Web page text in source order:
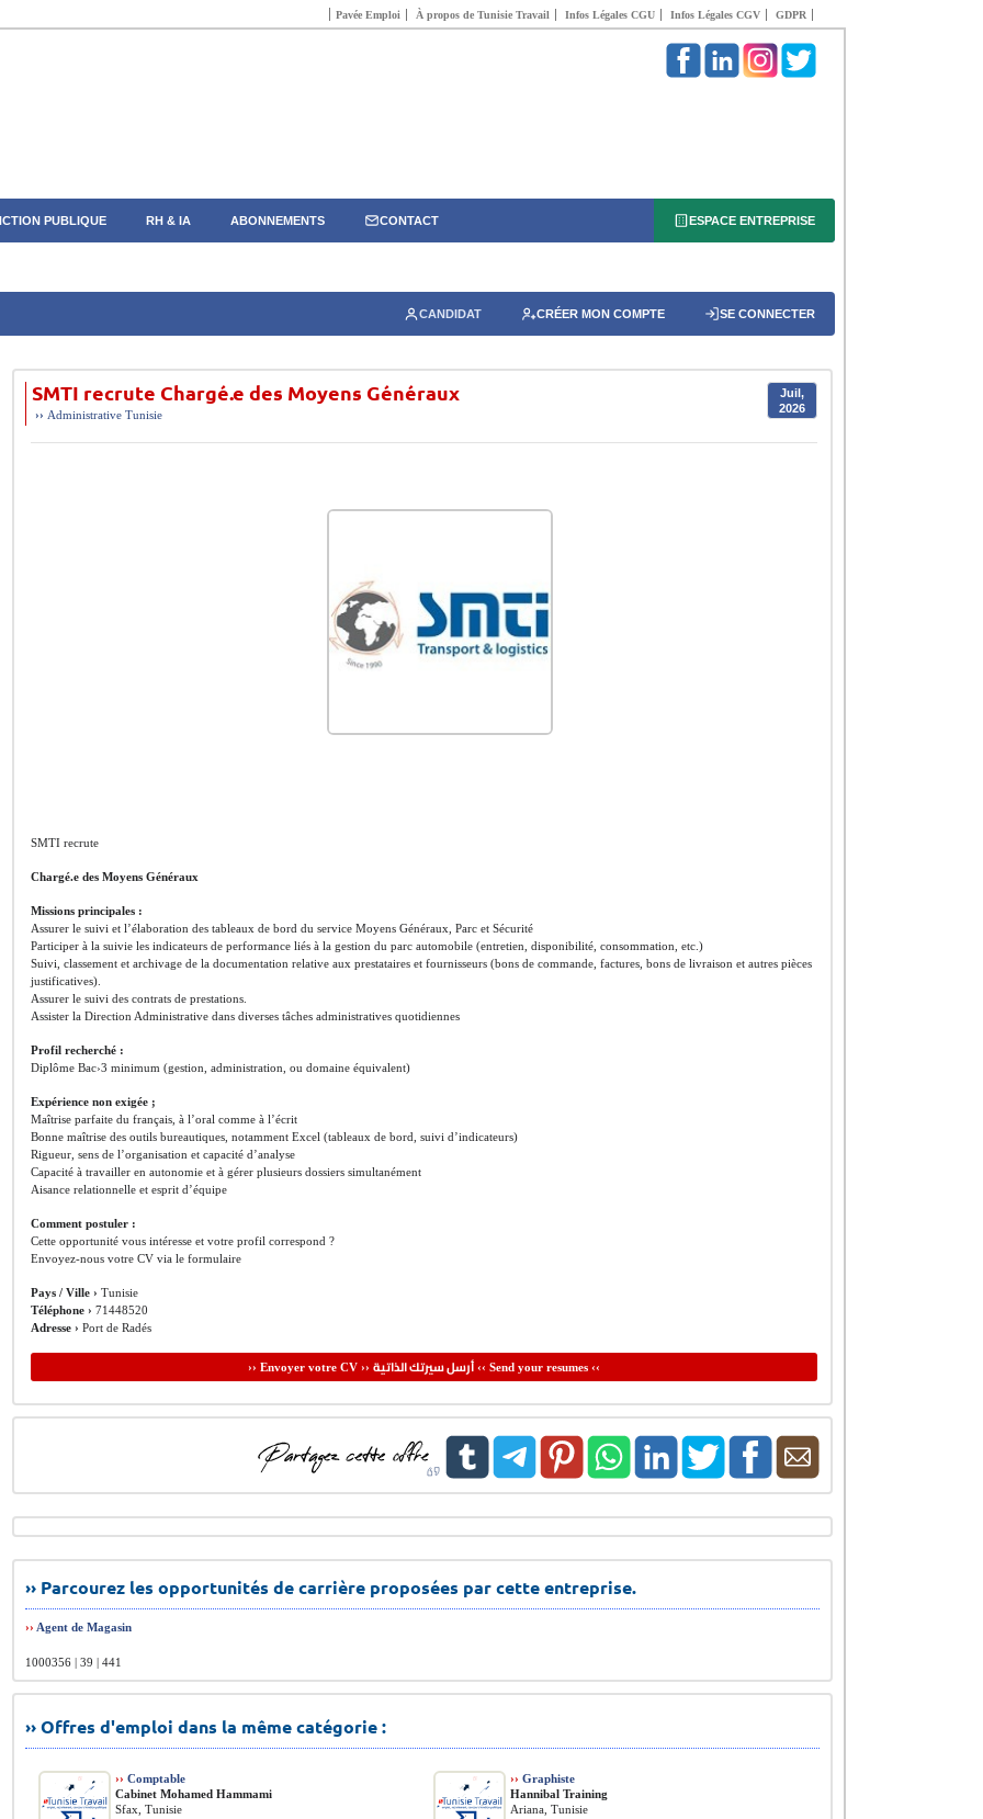
Pavée Emploi À propos de Tunisie Travail Infos Légales CGU Infos Légales CGV GDPR
PUBLIQUE RH & IA ABONNEMENTS CONTACT ESPACE ENTREPRISE
CANDIDAT CRÉER MON COMPTE SE CONNECTER
SMTI recrute Chargé.e des Moyens Généraux
Juil,
2026
›› Administrative Tunisie
SMTI recrute
Chargé.e des Moyens Généraux
Missions principales :
Assurer le suivi et l’élaboration des tableaux de bord du service Moyens Généraux, Parc et Sécurité
Participer à la suivie les indicateurs de performance liés à la gestion du parc automobile (entretien, disponibilité, consommation, etc.)
Suivi, classement et archivage de la documentation relative aux prestataires et fournisseurs (bons de commande, factures, bons de livraison et autres pièces
justificatives).
Assurer le suivi des contrats de prestations.
Assister la Direction Administrative dans diverses tâches administratives quotidiennes
Profil recherché :
Diplôme Bac›3 minimum (gestion, administration, ou domaine équivalent)
Expérience non exigée ;
Maîtrise parfaite du français, à l’oral comme à l’écrit
Bonne maîtrise des outils bureautiques, notamment Excel (tableaux de bord, suivi d’indicateurs)
Rigueur, sens de l’organisation et capacité d’analyse
Capacité à travailler en autonomie et à gérer plusieurs dossiers simultanément
Aisance relationnelle et esprit d’équipe
Comment postuler :
Cette opportunité vous intéresse et votre profil correspond ?
Envoyez-nous votre CV via le formulaire
Pays / Ville › Tunisie
Téléphone › 71448520
Adresse › Port de Radés
›› Envoyer votre CV ›› أرسل سيرتك الذاتية‹‹ Send your resumes ‹‹
›› Parcourez les opportunités de carrière proposées par cette entreprise.
›› Agent de Magasin
1000356 | 39 | 441
›› Offres d'emploi dans la même catégorie :
›› Comptable
Cabinet Mohamed Hammami
Sfax, Tunisie
›› Graphiste
Hannibal Training
Ariana, Tunisie